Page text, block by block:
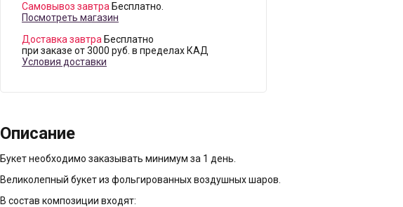
Самовывоз завтра Бесплатно.
Посмотреть магазин
Доставка завтра Бесплатно
при заказе от 3000 руб. в пределах КАД
Условия доставки
Описание
Букет необходимо заказывать минимум за 1 день.
Великолепный букет из фольгированных воздушных шаров.
В состав композиции входят: